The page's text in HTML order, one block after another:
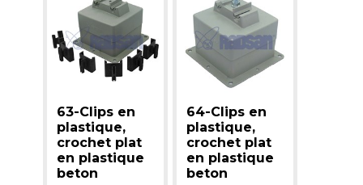
63-Clips en
plastique,
crochet plat
en plastique
beton
64-Clips en
plastique,
crochet plat
en plastique
beton